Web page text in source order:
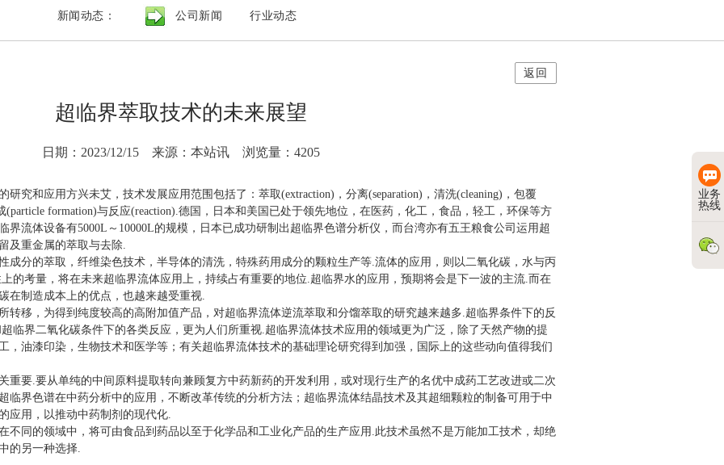
新闻动态： 公司新闻 行业动态
返回
超临界萃取技术的未来展望
日期：2023/12/15 来源：本站讯 浏览量：4205
和应用方兴未艾，技术发展应用范围包括了：萃取(extraction)，分离(separation)，清洗(cleaning)，包覆
(particle formation)与反应(reaction).德国，日本和美国已处于领先地位，在医药，化工，食品，轻工，环保等方
界流体设备有5000L～10000L的规模，日本已成功研制出超临界色谱分析仪，而台湾亦有五王粮食公司运用超
及重金属的萃取与去除.
的萃取，纤维染色技术，半导体的清洗，特殊药用成分的颗粒生产等.流体的应用，则以二氧化碳，水与丙
的考量，将在未来超临界流体应用上，持续占有重要的地位.超临界水的应用，预期将会是下一波的主流.而在
在制造成本上的优点，也越来越受重视.
，为得到纯度较高的高附加值产品，对超临界流体逆流萃取和分馏萃取的研究越来越多.超临界条件下的反
临界二氧化碳条件下的各类反应，更为人们所重视.超临界流体技术应用的领域更为广泛，除了天然产物的提
，油漆印染，生物技术和医学等；有关超临界流体技术的基础理论研究得到加强，国际上的这些动向值得我们
.要从单纯的中间原料提取转向兼顾复方中药新药的开发利用，或对现行生产的名优中成药工艺改进或二次
临界色谱在中药分析中的应用，不断改革传统的分析方法；超临界流体结晶技术及其超细颗粒的制备可用于中
应用，以推动中药制剂的现代化.
不同的领域中，将可由食品到药品以至于化学品和工业化产品的生产应用.此技术虽然不是万能加工技术，却绝
的另一种选择.
业务
热线